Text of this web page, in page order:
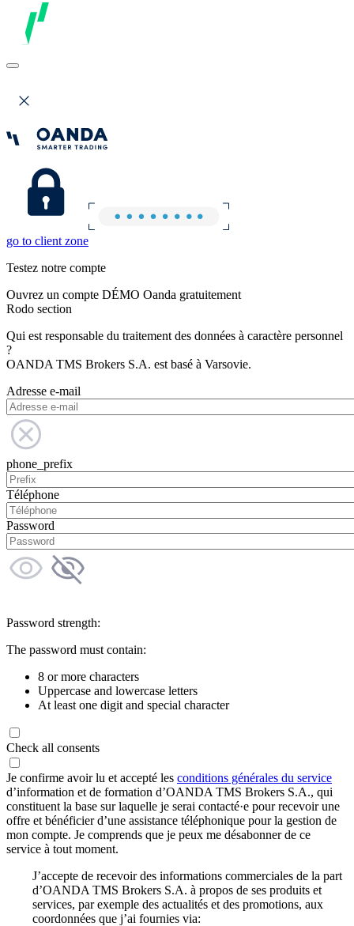
go to client zone
Testez notre compte
Ouvrez un compte DÉMO Oanda gratuitement
Rodo section
Qui est responsable du traitement des données à caractère personnel
?
OANDA TMS Brokers S.A. est basé à Varsovie.
Adresse e-mail
phone_prefix
Téléphone
Password
Password strength:
The password must contain:
8 or more characters
Uppercase and lowercase letters
At least one digit and special character
Check all consents
Je confirme avoir lu et accepté les conditions générales du service
d’information et de formation d’OANDA TMS Brokers S.A., qui
constituent la base sur laquelle je serai contacté·e pour recevoir une
offre et bénéficier d’une assistance téléphonique pour la gestion de
mon compte. Je comprends que je peux me désabonner de ce
service à tout moment.
J’accepte de recevoir des informations commerciales de la part
d’OANDA TMS Brokers S.A. à propos de ses produits et
services, par exemple des actualités et des promotions, aux
coordonnées que j’ai fournies via: